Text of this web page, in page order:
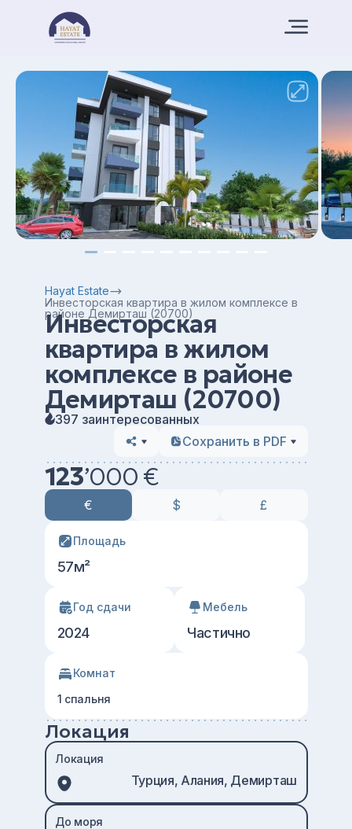
Hayat Estate
Инвесторская квартира в жилом комплексе в
районе Демирташ (20700)
Инвесторская
квартира в жилом
комплексе в районе
Демирташ (20700)
397 заинтересованных
Сохранить в PDF
123’000 €
€ $ £
Площадь
57м²
Год сдачи
2024
Мебель
Частично
Комнат
1 спальня
Локация
Локация
Турция, Алания, Демирташ
До моря